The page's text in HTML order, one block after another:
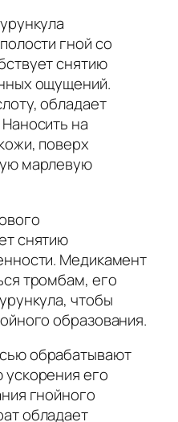
гной со
снятию
ощущений.
обладает
на
поверх
марлевую
снятию
Медикамент
тромбам, его
чтобы
образования.
обрабатывают
его
гнойного
обладает